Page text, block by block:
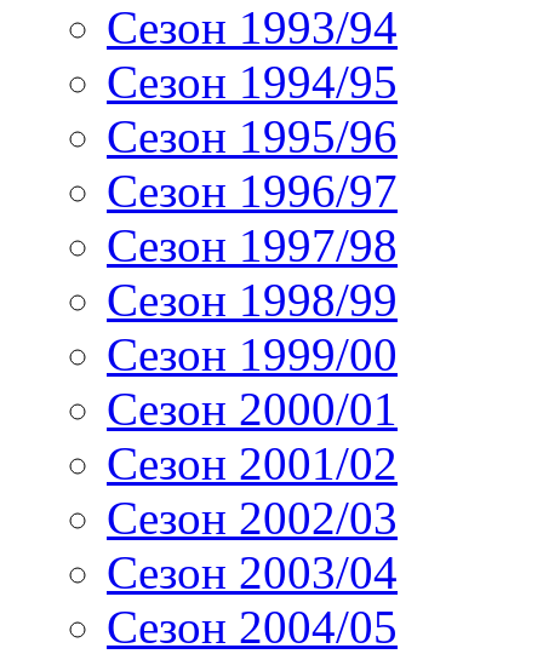
Сезон 1993/94
Сезон 1994/95
Сезон 1995/96
Сезон 1996/97
Сезон 1997/98
Сезон 1998/99
Сезон 1999/00
Сезон 2000/01
Сезон 2001/02
Сезон 2002/03
Сезон 2003/04
Сезон 2004/05